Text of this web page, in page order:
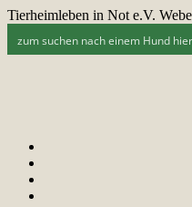
Tierheimleben in Not e.V.